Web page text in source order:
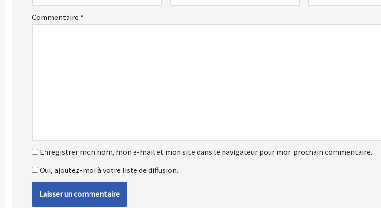
Commentaire *
Enregistrer mon nom, mon e-mail et mon site dans le navigateur pour mon prochain commentaire.
Oui, ajoutez-moi à votre liste de diffusion.